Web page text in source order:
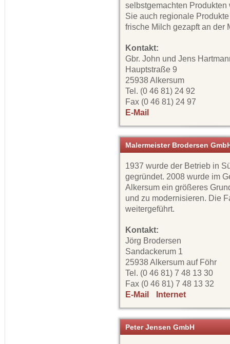
selbstgemachten
Sie auch regionale
frische Milch gezapft an der
Kontakt:
Gbr. John und Jens
Hauptstraße 9
25938 Alkersum
Tel. (0 46 81) 24 92
Fax (0 46 81) 24 97
E-Mail
Malermeister Brodersen
1937 wurde der Betrieb in
gegründet. 2008 wurde im
Alkersum ein größeres
und zu modernisieren. Die
weitergeführt.
Kontakt:
Jörg Brodersen
Sandackerum 1
25938 Alkersum auf Föhr
Tel. (0 46 81) 7 48 13 30
Fax (0 46 81) 7 48 13 32
E-Mail
Internet
Peter Jensen GmbH